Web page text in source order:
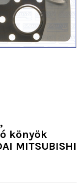
könyök
MITSUBISHI